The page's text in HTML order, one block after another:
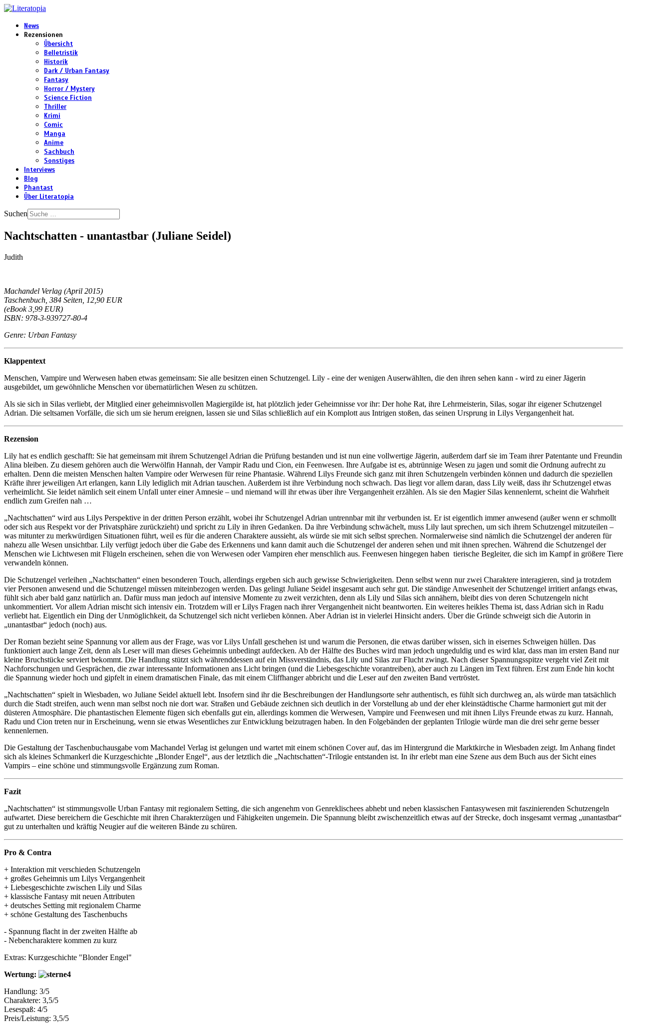
News
Rezensionen
Übersicht
Belletristik
Historik
Dark / Urban Fantasy
Fantasy
Horror / Mystery
Science Fiction
Thriller
Krimi
Comic
Manga
Anime
Sachbuch
Sonstiges
Interviews
Blog
Phantast
Über Literatopia
Suchen
Nachtschatten - unantastbar (Juliane Seidel)
Judith
Machandel Verlag (April 2015)
Taschenbuch, 384 Seiten, 12,90 EUR
(eBook 3,99 EUR)
ISBN: 978-3-939727-80-4
Genre: Urban Fantasy
Klappentext
Menschen, Vampire und Werwesen haben etwas gemeinsam: Sie alle besitzen einen Schutzengel. Lily - eine der wenigen Auserwählten, die den ihren sehen kann - wird zu einer Jägerin
ausgebildet, um gewöhnliche Menschen vor übernatürlichen Wesen zu schützen.
Als sie sich in Silas verliebt, der Mitglied einer geheimnisvollen Magiergilde ist, hat plötzlich jeder Geheimnisse vor ihr: Der hohe Rat, ihre Lehrmeisterin, Silas, sogar ihr eigener Schutzengel
Adrian. Die seltsamen Vorfälle, die sich um sie herum ereignen, lassen sie und Silas schließlich auf ein Komplott aus Intrigen stoßen, das seinen Ursprung in Lilys Vergangenheit hat.
Rezension
Lily hat es endlich geschafft: Sie hat gemeinsam mit ihrem Schutzengel Adrian die Prüfung bestanden und ist nun eine vollwertige Jägerin, außerdem darf sie im Team ihrer Patentante und Freundin
Alina bleiben. Zu diesem gehören auch die Werwölfin Hannah, der Vampir Radu und Cion, ein Feenwesen. Ihre Aufgabe ist es, abtrünnige Wesen zu jagen und somit die Ordnung aufrecht zu
erhalten. Denn die meisten Menschen halten Vampire oder Werwesen für reine Phantasie. Während Lilys Freunde sich ganz mit ihren Schutzengeln verbinden können und dadurch die speziellen
Kräfte ihrer jeweiligen Art erlangen, kann Lily lediglich mit Adrian tauschen. Außerdem ist ihre Verbindung noch schwach. Das liegt vor allem daran, dass Lily weiß, dass ihr Schutzengel etwas
verheimlicht. Sie leidet nämlich seit einem Unfall unter einer Amnesie – und niemand will ihr etwas über ihre Vergangenheit erzählen. Als sie den Magier Silas kennenlernt, scheint die Wahrheit
endlich zum Greifen nah …
„Nachtschatten“ wird aus Lilys Perspektive in der dritten Person erzählt, wobei ihr Schutzengel Adrian untrennbar mit ihr verbunden ist. Er ist eigentlich immer anwesend (außer wenn er schmollt
oder sich aus Respekt vor der Privatsphäre zurückzieht) und spricht zu Lily in ihren Gedanken. Da ihre Verbindung schwächelt, muss Lily laut sprechen, um sich ihrem Schutzengel mitzuteilen –
was mitunter zu merkwürdigen Situationen führt, weil es für die anderen Charaktere aussieht, als würde sie mit sich selbst sprechen. Normalerweise sind nämlich die Schutzengel der anderen für
nahezu alle Wesen unsichtbar. Lily verfügt jedoch über die Gabe des Erkennens und kann damit auch die Schutzengel der anderen sehen und mit ihnen sprechen. Während die Schutzengel der
Menschen wie Lichtwesen mit Flügeln erscheinen, sehen die von Werwesen oder Vampiren eher menschlich aus. Feenwesen hingegen haben tierische Begleiter, die sich im Kampf in größere Tiere
verwandeln können.
Die Schutzengel verleihen „Nachtschatten“ einen besonderen Touch, allerdings ergeben sich auch gewisse Schwierigkeiten. Denn selbst wenn nur zwei Charaktere interagieren, sind ja trotzdem
vier Personen anwesend und die Schutzengel müssen miteinbezogen werden. Das gelingt Juliane Seidel insgesamt auch sehr gut. Die ständige Anwesenheit der Schutzengel irritiert anfangs etwas,
fühlt sich aber bald ganz natürlich an. Dafür muss man jedoch auf intensive Momente zu zweit verzichten, denn als Lily und Silas sich annähern, bleibt dies von deren Schutzengeln nicht
unkommentiert. Vor allem Adrian mischt sich intensiv ein. Trotzdem will er Lilys Fragen nach ihrer Vergangenheit nicht beantworten. Ein weiteres heikles Thema ist, dass Adrian sich in Radu
verliebt hat. Eigentlich ein Ding der Unmöglichkeit, da Schutzengel sich nicht verlieben können. Aber Adrian ist in vielerlei Hinsicht anders. Über die Gründe schweigt sich die Autorin in
„unantastbar“ jedoch (noch) aus.
Der Roman bezieht seine Spannung vor allem aus der Frage, was vor Lilys Unfall geschehen ist und warum die Personen, die etwas darüber wissen, sich in eisernes Schweigen hüllen. Das
funktioniert auch lange Zeit, denn als Leser will man dieses Geheimnis unbedingt aufdecken. Ab der Hälfte des Buches wird man jedoch ungeduldig und es wird klar, dass man im ersten Band nur
kleine Bruchstücke serviert bekommt. Die Handlung stützt sich währenddessen auf ein Missverständnis, das Lily und Silas zur Flucht zwingt. Nach dieser Spannungsspitze vergeht viel Zeit mit
Nachforschungen und Gesprächen, die zwar interessante Informationen ans Licht bringen (und die Liebesgeschichte vorantreiben), aber auch zu Längen im Text führen. Erst zum Ende hin kocht
die Spannung wieder hoch und gipfelt in einem dramatischen Finale, das mit einem Cliffhanger abbricht und die Leser auf den zweiten Band vertröstet.
„Nachtschatten“ spielt in Wiesbaden, wo Juliane Seidel aktuell lebt. Insofern sind ihr die Beschreibungen der Handlungsorte sehr authentisch, es fühlt sich durchweg an, als würde man tatsächlich
durch die Stadt streifen, auch wenn man selbst noch nie dort war. Straßen und Gebäude zeichnen sich deutlich in der Vorstellung ab und der eher kleinstädtische Charme harmoniert gut mit der
düsteren Atmosphäre. Die phantastischen Elemente fügen sich ebenfalls gut ein, allerdings kommen die Werwesen, Vampire und Feenwesen und mit ihnen Lilys Freunde etwas zu kurz. Hannah,
Radu und Cion treten nur in Erscheinung, wenn sie etwas Wesentliches zur Entwicklung beizutragen haben. In den Folgebänden der geplanten Trilogie würde man die drei sehr gerne besser
kennenlernen.
Die Gestaltung der Taschenbuchausgabe vom Machandel Verlag ist gelungen und wartet mit einem schönen Cover auf, das im Hintergrund die Marktkirche in Wiesbaden zeigt. Im Anhang findet
sich als kleines Schmankerl die Kurzgeschichte „Blonder Engel“, aus der letztlich die „Nachtschatten“-Trilogie entstanden ist. In ihr erlebt man eine Szene aus dem Buch aus der Sicht eines
Vampirs – eine schöne und stimmungsvolle Ergänzung zum Roman.
Fazit
„Nachtschatten“ ist stimmungsvolle Urban Fantasy mit regionalem Setting, die sich angenehm von Genreklischees abhebt und neben klassischen Fantasywesen mit faszinierenden Schutzengeln
aufwartet. Diese bereichern die Geschichte mit ihren Charakterzügen und Fähigkeiten ungemein. Die Spannung bleibt zwischenzeitlich etwas auf der Strecke, doch insgesamt vermag „unantastbar“
gut zu unterhalten und kräftig Neugier auf die weiteren Bände zu schüren.
Pro & Contra
+ Interaktion mit verschieden Schutzengeln
+ großes Geheimnis um Lilys Vergangenheit
+ Liebesgeschichte zwischen Lily und Silas
+ klassische Fantasy mit neuen Attributen
+ deutsches Setting mit regionalem Charme
+ schöne Gestaltung des Taschenbuchs
- Spannung flacht in der zweiten Hälfte ab
- Nebencharaktere kommen zu kurz
Extras: Kurzgeschichte "Blonder Engel"
Wertung:
Handlung: 3/5
Charaktere: 3,5/5
Lesespaß: 4/5
Preis/Leistung: 3,5/5